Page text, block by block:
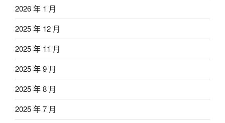
2026 年 1 月
2025 年 12 月
2025 年 11 月
2025 年 9 月
2025 年 8 月
2025 年 7 月